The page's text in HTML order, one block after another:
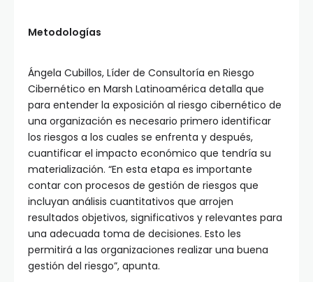
Metodologías
Ángela Cubillos, Líder de Consultoría en Riesgo
Cibernético en Marsh Latinoamérica detalla que
para entender la exposición al riesgo cibernético de
una organización es necesario primero identificar
los riesgos a los cuales se enfrenta y después,
cuantificar el impacto económico que tendría su
materialización. “En esta etapa es importante
contar con procesos de gestión de riesgos que
incluyan análisis cuantitativos que arrojen
resultados objetivos, significativos y relevantes para
una adecuada toma de decisiones. Esto les
permitirá a las organizaciones realizar una buena
gestión del riesgo”, apunta.